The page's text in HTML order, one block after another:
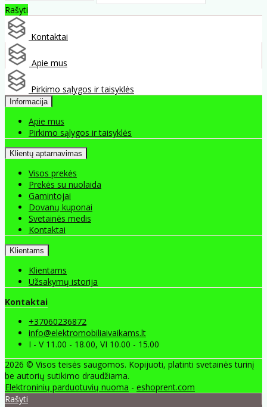
Rašyti
Kontaktai
Apie mus
Pirkimo sąlygos ir taisyklės
Informacija
Apie mus
Pirkimo sąlygos ir taisyklės
Klientų aptarnavimas
Visos prekės
Prekės su nuolaida
Gamintojai
Dovanų kuponai
Svetainės medis
Kontaktai
Klientams
Klientams
Užsakymų istorija
Kontaktai
+37060236872
info@elektromobiliaivaikams.lt
I - V 11.00 - 18.00, VI 10.00 - 15.00
2026 © Visos teisės saugomos. Kopijuoti, platinti svetainės turinį
be autorių sutikimo draudžiama.
Elektroninių parduotuvių nuoma - eshoprent.com
Rašyti